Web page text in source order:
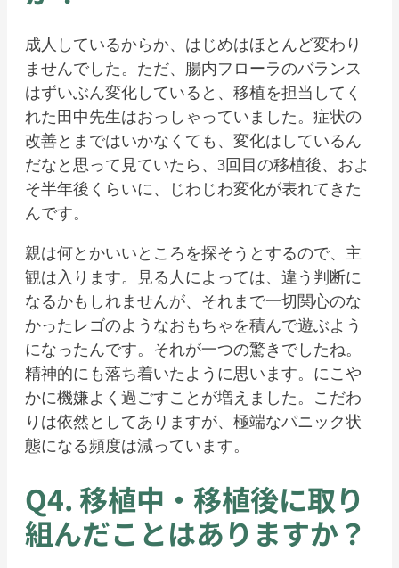
成人しているからか、はじめはほとんど変わり
ませんでした。ただ、腸内フローラのバランス
はずいぶん変化していると、移植を担当してく
れた田中先生はおっしゃっていました。症状の
改善とまではいかなくても、変化はしているん
だなと思って見ていたら、3回目の移植後、およ
そ半年後くらいに、じわじわ変化が表れてきた
んです。
親は何とかいいところを探そうとするので、主
観は入ります。見る人によっては、違う判断に
なるかもしれませんが、それまで一切関心のな
かったレゴのようなおもちゃを積んで遊ぶよう
になったんです。それが一つの驚きでしたね。
精神的にも落ち着いたように思います。にこや
かに機嫌よく過ごすことが増えました。こだわ
りは依然としてありますが、極端なパニック状
態になる頻度は減っています。
Q4. 移植中・移植後に取り
組んだことはありますか？